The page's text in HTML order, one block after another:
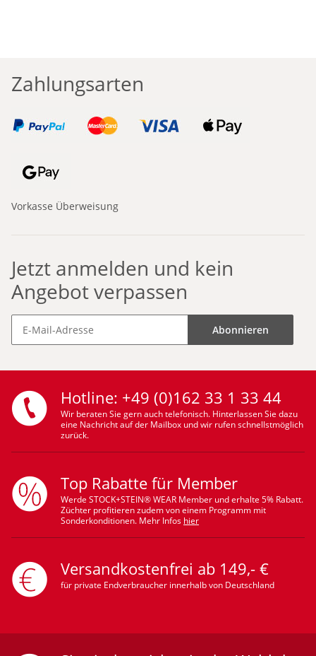
Zahlungsarten
Vorkasse Überweisung
Jetzt anmelden und kein
Angebot verpassen
Abonnieren
Hotline: +49 (0)162 33 1 33 44
Wir beraten Sie gern auch telefonisch. Hinterlassen Sie dazu
eine Nachricht auf der Mailbox und wir rufen schnellstmöglich
zurück.
Top Rabatte für Member
Werde STOCK+STEIN® WEAR Member und erhalte 5% Rabatt.
Züchter profitieren zudem von einem Programm mit
Sonderkonditionen. Mehr Infos hier
Versandkostenfrei ab 149,- €
für private Endverbraucher innerhalb von Deutschland